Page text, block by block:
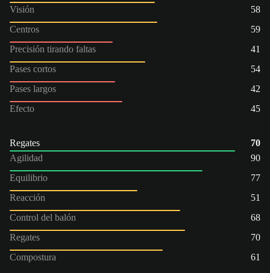
Visión
58
Centros
59
Precisión tirando faltas
41
Pases cortos
54
Pases largos
42
Efecto
45
Regates
70
Agilidad
90
Equilibrio
77
Reacción
51
Control del balón
68
Regates
70
Compostura
61